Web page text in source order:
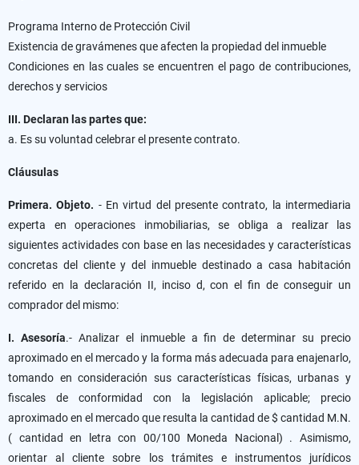
Programa Interno de Protección Civil
Existencia de gravámenes que afecten la propiedad del inmueble
Condiciones en las cuales se encuentren el pago de contribuciones,
derechos y servicios
III. Declaran las partes que:
a. Es su voluntad celebrar el presente contrato.
Cláusulas
Primera. Objeto. - En virtud del presente contrato, la intermediaria
experta en operaciones inmobiliarias, se obliga a realizar las
siguientes actividades con base en las necesidades y características
concretas del cliente y del inmueble destinado a casa habitación
referido en la declaración II, inciso d, con el fin de conseguir un
comprador del mismo:
I. Asesoría.- Analizar el inmueble a fin de determinar su precio
aproximado en el mercado y la forma más adecuada para enajenarlo,
tomando en consideración sus características físicas, urbanas y
fiscales de conformidad con la legislación aplicable; precio
aproximado en el mercado que resulta la cantidad de $ cantidad M.N.
( cantidad en letra con 00/100 Moneda Nacional) . Asimismo,
orientar al cliente sobre los trámites e instrumentos jurídicos